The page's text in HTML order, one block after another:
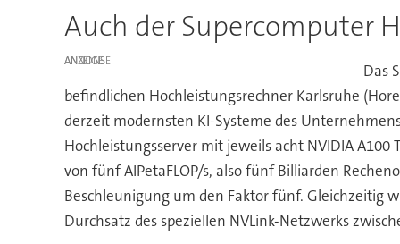
Auch der Supercomputer
ANZEIGE
Das
befindlichen Hochleistungsrechner Karlsruhe
derzeit modernsten KI-Systeme des
Hochleistungsserver mit jeweils acht NVIDIA A100
von fünf AIPetaFLOP/s, also fünf Billiarden
Beschleunigung um den Faktor fünf. Gleichzeitig
Durchsatz des speziellen NVLink-Netzwerks